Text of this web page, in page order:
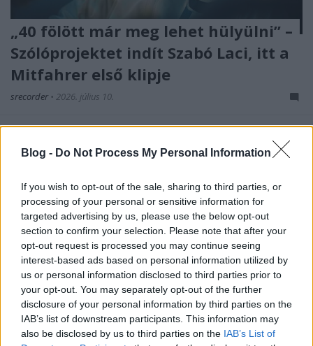
Blog - Do Not Process My Personal Information
If you wish to opt-out of the sale, sharing to third parties, or
processing of your personal or sensitive information for
targeted advertising by us, please use the below opt-out
section to confirm your selection. Please note that after your
opt-out request is processed you may continue seeing
interest-based ads based on personal information utilized by
us or personal information disclosed to third parties prior to
your opt-out. You may separately opt-out of the further
disclosure of your personal information by third parties on the
IAB’s list of downstream participants. This information may
also be disclosed by us to third parties on the IAB’s List of
„40 fölött már meg lehet hülyülni” –
Szólóprojektet indít Szabó Laci, itt a
Mitfahrer első klipje
srecorder • 2026. július 10.
YZZO mellett belekezdett még egy projektbe, de ez
most egészen más lett – és nem csak azért, mert ő
énekel benne. Kétségbeesett sodródás,
elkerülhetetlen karambol, és egy kis csongrádi
abszurd a Mitfahrer első dalában. Premier!